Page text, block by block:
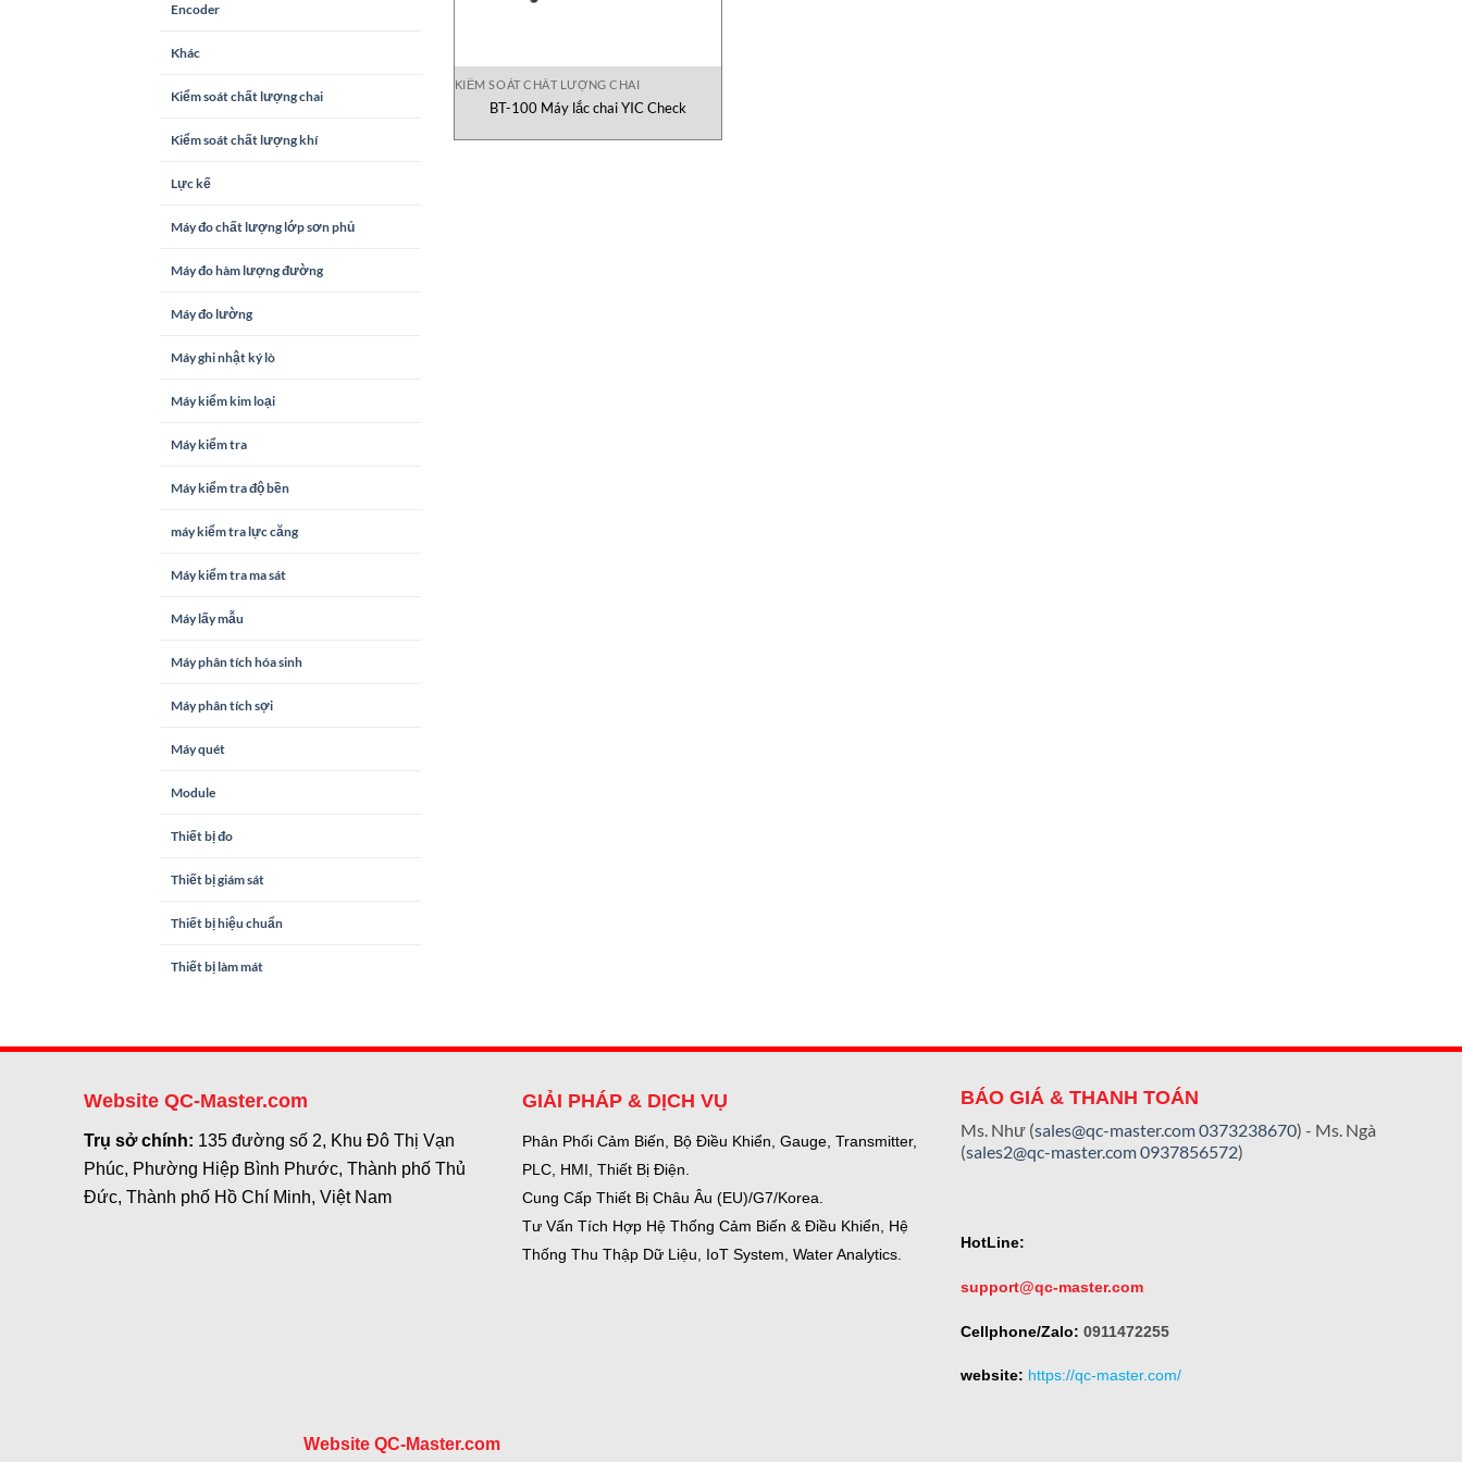
Encoder
Khác
Kiểm soát chất lượng chai
Kiểm soát chất lượng khí
Lực kế
Máy đo chất lượng lớp sơn phủ
Máy đo hàm lượng đường
Máy đo lường
Máy ghi nhật ký lò
Máy kiểm kim loại
Máy kiểm tra
Máy kiểm tra độ bền
máy kiểm tra lực căng
Máy kiểm tra ma sát
Máy lấy mẫu
Máy phân tích hóa sinh
Máy phân tích sợi
Máy quét
Module
Thiết bị đo
Thiết bị giám sát
Thiết bị hiệu chuẩn
Thiết bị làm mát
KIỂM SOÁT CHẤT LƯỢNG CHAI
BT-100 Máy lắc chai YIC Check
Website QC-Master.com
Trụ sở chính: 135 đường số 2, Khu Đô Thị Vạn
Phúc, Phường Hiệp Bình Phước, Thành phố Thủ
Đức, Thành phố Hồ Chí Minh, Việt Nam
GIẢI PHÁP & DỊCH VỤ
Phân Phối Cảm Biến, Bộ Điều Khiển, Gauge, Transmitter,
PLC, HMI, Thiết Bị Điện.
Cung Cấp Thiết Bị Châu Âu (EU)/G7/Korea.
Tư Vấn Tích Hợp Hệ Thống Cảm Biến & Điều Khiển, Hệ
Thống Thu Thập Dữ Liệu, IoT System, Water Analytics.
BÁO GIÁ & THANH TOÁN
Ms. Như (sales@qc-master.com0373238670) - Ms. Ngà
(sales2@qc-master.com0937856572)
HotLine:
support@qc-master.com
Cellphone/Zalo: 0911472255
website: https://qc-master.com/
Website QC-Master.com